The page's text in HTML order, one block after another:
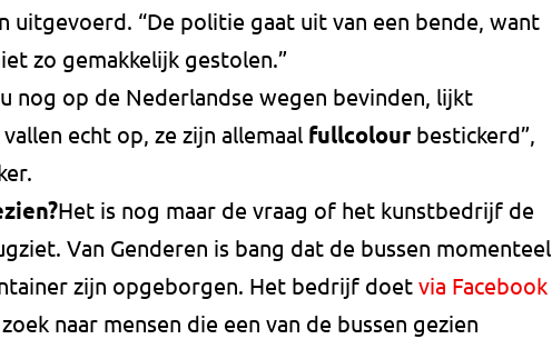
uitgevoerd. “De politie gaat uit van een bende, want
zo gemakkelijk gestolen.”
nog op de Nederlandse wegen bevinden, lijkt
echt op, ze zijn allemaal fullcolourbestickerd”,
Het is nog maar de vraag of het kunstbedrijf de
Van Genderen is bang dat de bussen momenteel
zijn opgeborgen. Het bedrijf doet via Facebook
naar mensen die een van de bussen gezien